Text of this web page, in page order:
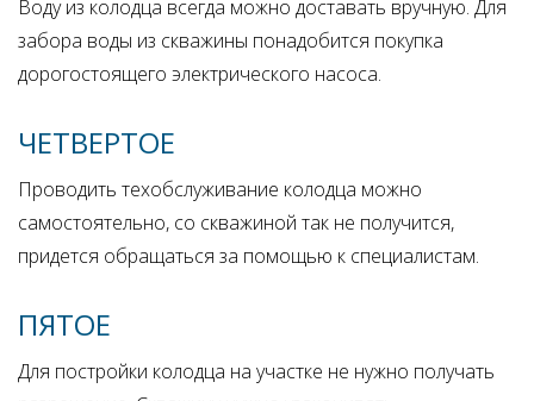
Воду из колодца всегда можно доставать вручную. Для
забора воды из скважины понадобится покупка
дорогостоящего электрического насоса.
ЧЕТВЕРТОЕ
Проводить техобслуживание колодца можно
самостоятельно, со скважиной так не получится,
придется обращаться за помощью к специалистам.
ПЯТОЕ
Для постройки колодца на участке не нужно получать